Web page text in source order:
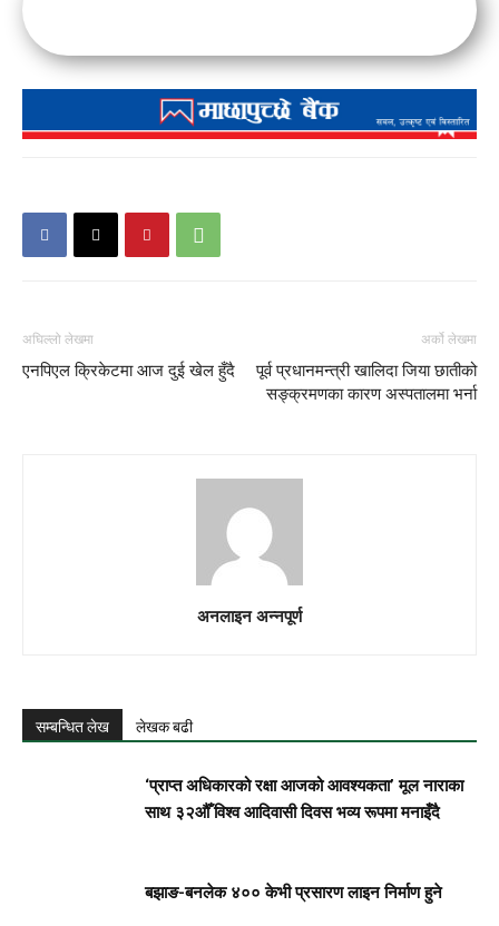
अघिल्लो लेखमा
एनपिएल क्रिकेटमा आज दुई खेल हुँदै
अर्को लेखमा
पूर्व प्रधानमन्त्री खालिदा जिया छातीको
सङ्क्रमणका कारण अस्पतालमा भर्ना
अनलाइन अन्नपूर्ण
सम्बन्धित लेख लेखक बढी
‘प्राप्त अधिकारको रक्षा आजको आवश्यकता’ मूल नाराका
साथ ३२औँ विश्व आदिवासी दिवस भव्य रूपमा मनाइँदै
बझाङ-बनलेक ४०० केभी प्रसारण लाइन निर्माण हुने